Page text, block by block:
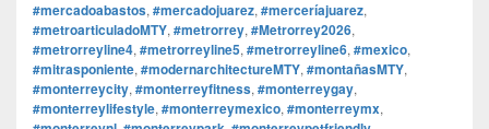
#mercadoabastos, #mercadojuarez, #merceríajuarez,
#metroarticuladoMTY, #metrorrey, #Metrorrey2026,
#metrorreyline4, #metrorreyline5, #metrorreyline6, #mexico,
#mitrasponiente, #modernarchitectureMTY, #montañasMTY,
#monterreycity, #monterreyfitness, #monterreygay,
#monterreylifestyle, #monterreymexico, #monterreymx,